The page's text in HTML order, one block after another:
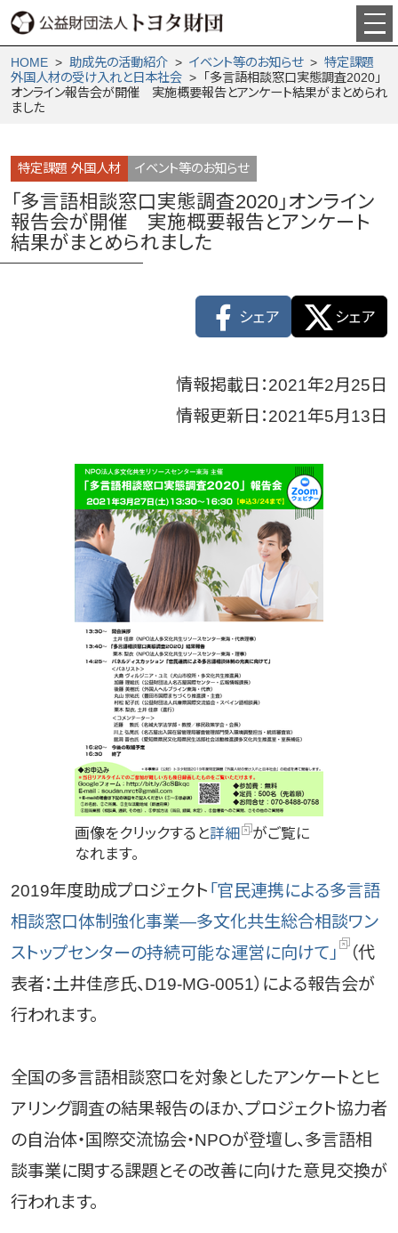
HOME> 助成先の活動紹介> イベント等のお知らせ> 特定課題
外国人材の受け入れと日本社会> 「多言語相談窓口実態調査2020」
オンライン報告会が開催 実施概要報告とアンケート結果がまとめられ
ました
特定課題 外国人材 イベント等のお知らせ
「多言語相談窓口実態調査2020」オンライン
報告会が開催 実施概要報告とアンケート
結果がまとめられました
シェア シェア
情報掲載日：2021年2月25日
情報更新日：2021年5月13日
画像をクリックすると詳細
がご覧に
なれます。
2019年度助成プロジェクト 「官民連携による多言語
相談窓口体制強化事業―多文化共生総合相談ワン
ストップセンターの持続可能な運営に向けて」
（代
表者：土井佳彦氏、D19-MG-0051）による報告会が
行われます。
全国の多言語相談窓口を対象としたアンケートとヒ
アリング調査の結果報告のほか、プロジェクト協力者
の自治体・国際交流協会・NPOが登壇し、多言語相
談事業に関する課題とその改善に向けた意見交換が
行われます。